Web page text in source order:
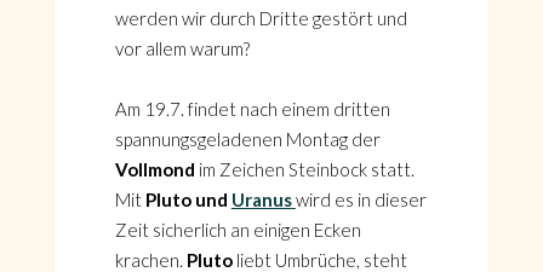
werden wir durch Dritte gestört und
vor allem warum?
Am 19.7. findet nach einem dritten
spannungsgeladenen Montag der
Vollmond im Zeichen Steinbock statt.
Mit Pluto und Uranuswird es in dieser
Zeit sicherlich an einigen Ecken
krachen. Plutoliebt Umbrüche, steht